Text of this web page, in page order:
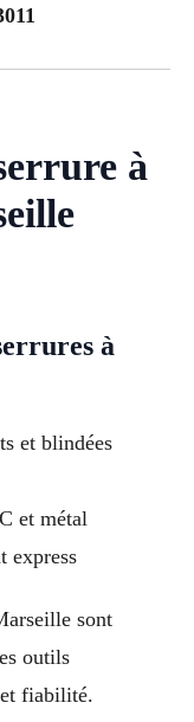
à
à
et blindées
et métal
express
sont
outils
fiabilité.